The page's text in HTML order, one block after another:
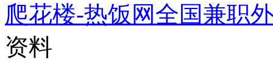
爬花楼-热饭网全国兼职
资料